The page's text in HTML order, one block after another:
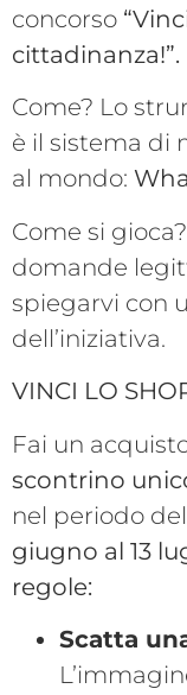
concorso
cittadinanza!”.
Come? Lo
è il sistema di
al mondo:
Come si
domande
spiegarvi con
dell’iniziativa.
VINCI LO
Fai un
scontrino
nel periodo
giugno al 13
regole:
Scatta